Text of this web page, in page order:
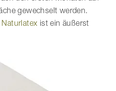
gewechselt werden.
Naturlatex ist ein äußerst